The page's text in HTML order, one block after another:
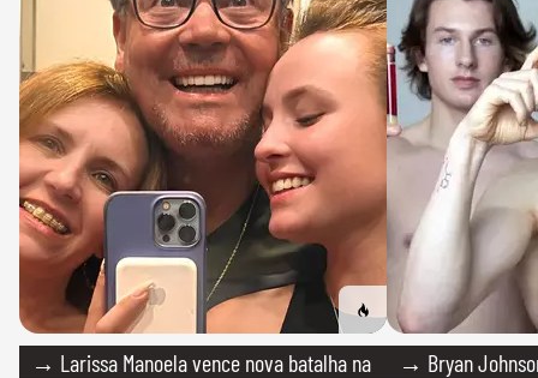
→ Larissa Manoela vence nova batalha na
→ Bryan